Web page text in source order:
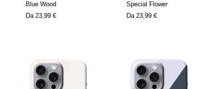
Blue Wood
Da 23,99 €
Special Flower
Da 23,99 €